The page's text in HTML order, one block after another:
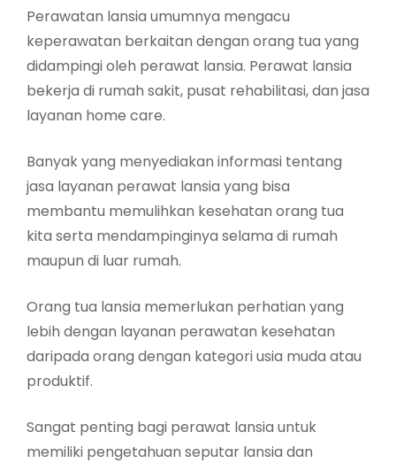
Perawatan lansia umumnya mengacu
keperawatan berkaitan dengan orang tua yang
didampingi oleh perawat lansia. Perawat lansia
bekerja di rumah sakit, pusat rehabilitasi, dan jasa
layanan home care.
Banyak yang menyediakan informasi tentang
jasa layanan perawat lansia yang bisa
membantu memulihkan kesehatan orang tua
kita serta mendampinginya selama di rumah
maupun di luar rumah.
Orang tua lansia memerlukan perhatian yang
lebih dengan layanan perawatan kesehatan
daripada orang dengan kategori usia muda atau
produktif.
Sangat penting bagi perawat lansia untuk
memiliki pengetahuan seputar lansia dan